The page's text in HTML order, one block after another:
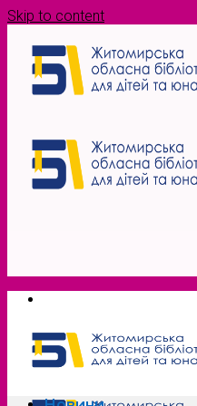
Skip to content